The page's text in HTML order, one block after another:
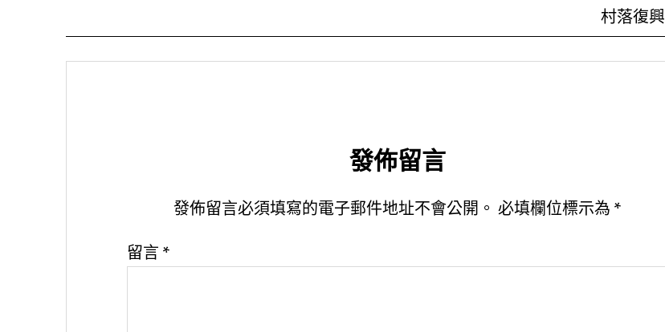
村落復
發佈留言
發佈留言必須填寫的電子郵件地址不會公開。 必填欄位標示為 *
留言 *